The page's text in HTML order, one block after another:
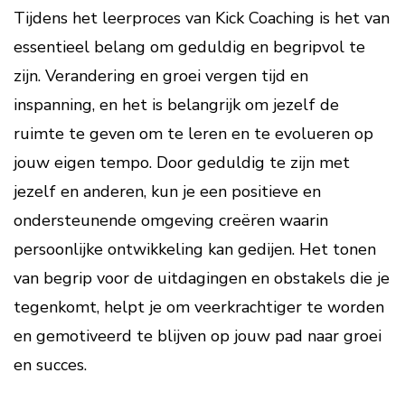
Tijdens het leerproces van Kick Coaching is het van
essentieel belang om geduldig en begripvol te
zijn. Verandering en groei vergen tijd en
inspanning, en het is belangrijk om jezelf de
ruimte te geven om te leren en te evolueren op
jouw eigen tempo. Door geduldig te zijn met
jezelf en anderen, kun je een positieve en
ondersteunende omgeving creëren waarin
persoonlijke ontwikkeling kan gedijen. Het tonen
van begrip voor de uitdagingen en obstakels die je
tegenkomt, helpt je om veerkrachtiger te worden
en gemotiveerd te blijven op jouw pad naar groei
en succes.